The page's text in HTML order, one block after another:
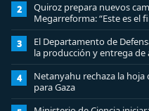
2
Quiroz prepara nuevos
Megarreforma: “Este es el
3
El Departamento de
la producción y entrega
4
Netanyahu rechaza la
para Gaza